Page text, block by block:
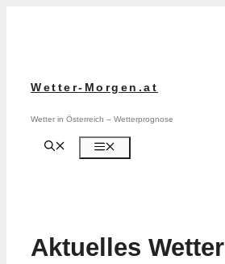
Wetter-Morgen.at
Wetter in Österreich – Wetterprognose
Aktuelles Wetter